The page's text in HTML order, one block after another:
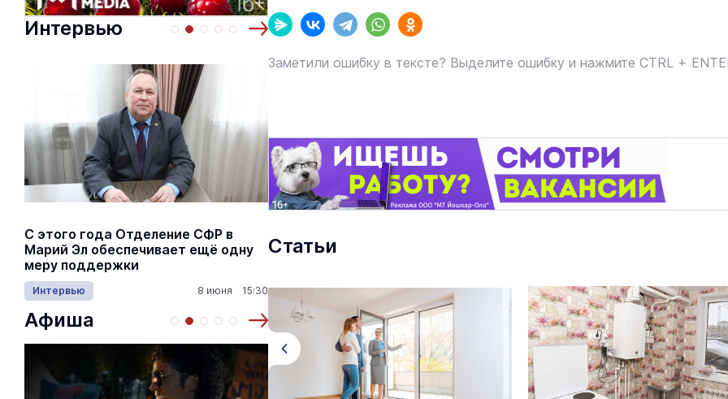
Интервью
С этого года Отделение СФР в
Марий Эл обеспечивает ещё одну
меру поддержки
Интервью 8 июня 15:30
Шкетана: «Для меня не бывает
Культура 18 марта 11:05
Афиша
Заметили ошибку в тексте? Выделите ошибку и нажмите CTRL +
Статьи